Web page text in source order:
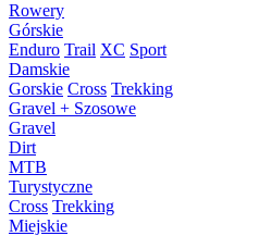
Rowery
Górskie
Enduro Trail XC Sport
Damskie
Gorskie Cross Trekking
Gravel + Szosowe
Gravel
Dirt
MTB
Turystyczne
Cross Trekking
Miejskie